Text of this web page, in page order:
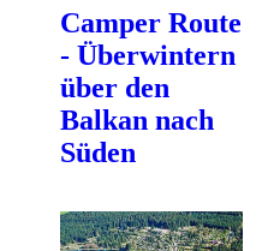
Camper Route
- Überwintern
über den
Balkan nach
Süden